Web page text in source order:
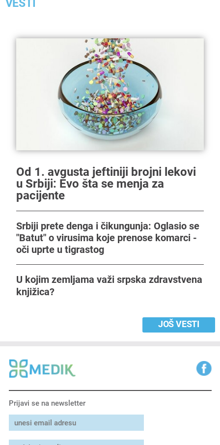
VESTI
Od 1. avgusta jeftiniji brojni lekovi
u Srbiji: Evo šta se menja za
pacijente
Srbiji prete denga i čikungunja: Oglasio se
"Batut" o virusima koje prenose komarci -
oči uprte u tigrastog
U kojim zemljama važi srpska zdravstvena
knjižica?
JOŠ VESTI
Prijavi se na newsletter